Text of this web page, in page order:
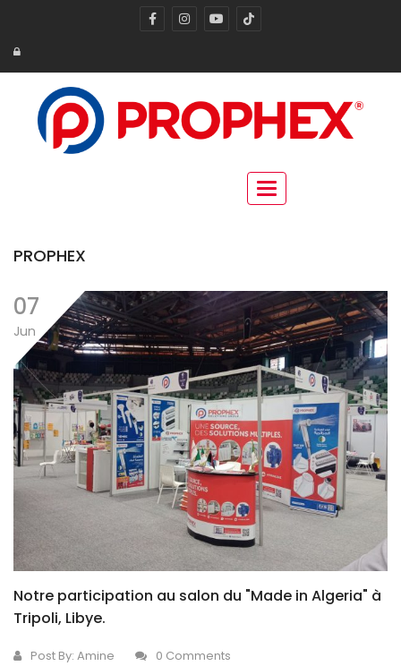
Toggle navigation
PROPHEX
07
Jun
Notre participation au salon du "Made in Algeria" à
Tripoli, Libye.
Post By: Amine
0 Comments